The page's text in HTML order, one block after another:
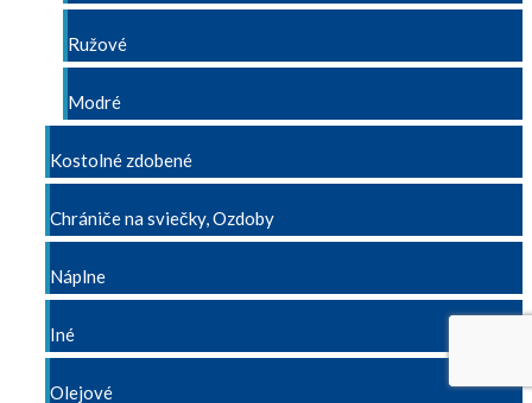
Ružové
Modré
Kostolné zdobené
Chrániče na sviečky, Ozdoby
Náplne
Iné
Olejové